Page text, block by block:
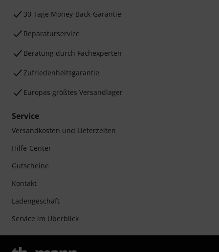
30 Tage Money-Back-Garantie
Reparaturservice
Beratung durch Fachexperten
Zufriedenheitsgarantie
Europas größtes Versandlager
Service
Versandkosten und Lieferzeiten
Hilfe-Center
Gutscheine
Kontakt
Ladengeschäft
Service im Überblick